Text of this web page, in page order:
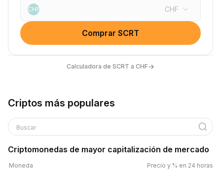
CHF CHF
Comprar SCRT
Calculadora de SCRT a CHF→
Criptos más populares
Buscar
Criptomonedas de mayor capitalización de mercado
Moneda Precio y % en 24 horas